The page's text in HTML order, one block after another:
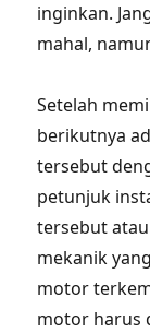
inginkan.
mahal,
Setelah
berikutnya
tersebut
petunjuk
tersebut
mekanik
motor
motor harus